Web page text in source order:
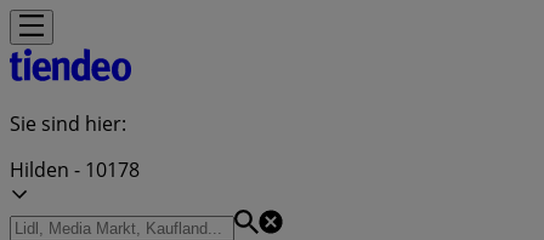
Sie sind hier:
Hilden - 10178